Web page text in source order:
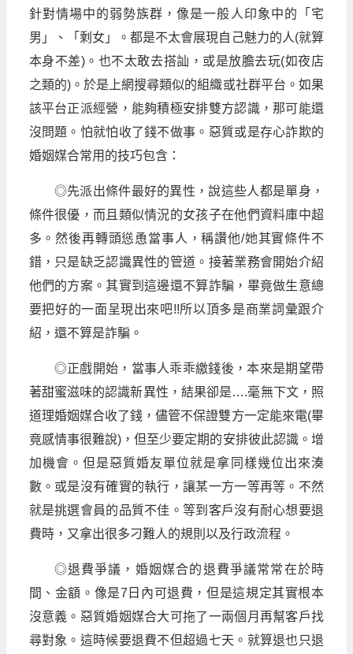
針對情場中的弱勢族群，像是一般人印象中的「宅
男」、「剩女」。都是不太會展現自己魅力的人(就算
本身不差)。也不太敢去搭訕，或是放膽去玩(如夜店
之類的)。於是上網搜尋類似的組織或社群平台。如果
該平台正派經營，能夠積極安排雙方認識，那可能還
沒問題。怕就怕收了錢不做事。惡質或是存心詐欺的
婚姻媒合常用的技巧包含：
◎先派出條件最好的異性，說這些人都是單身，
條件很優，而且類似情況的女孩子在他們資料庫中超
多。然後再轉頭慫恿當事人，稱讚他/她其實條件不
錯，只是缺乏認識異性的管道。接著業務會開始介紹
他們的方案。其實到這邊還不算詐騙，畢竟做生意總
要把好的一面呈現出來吧!!所以頂多是商業詞彙跟介
紹，還不算是詐騙。
◎正戲開始，當事人乖乖繳錢後，本來是期望帶
著甜蜜滋味的認識新異性，結果卻是….毫無下文，照
道理婚姻媒合收了錢，儘管不保證雙方一定能來電(畢
竟感情事很難說)，但至少要定期的安排彼此認識。增
加機會。但是惡質婚友單位就是拿同樣幾位出來湊
數。或是沒有確實的執行，讓某一方一等再等。不然
就是挑選會員的品質不佳。等到客戶沒有耐心想要退
費時，又拿出很多刁難人的規則以及行政流程。
◎退費爭議，婚姻媒合的退費爭議常常在於時
間、金額。像是7日內可退費，但是這規定其實根本
沒意義。惡質婚姻媒合大可拖了一兩個月再幫客戶找
尋對象。這時候要退費不但超過七天。就算退也只退